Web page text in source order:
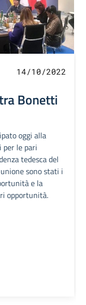
14/10/2022
Bonetti
oggi alla
per le pari
tedesca del
sono stati i
e la
opportunità.